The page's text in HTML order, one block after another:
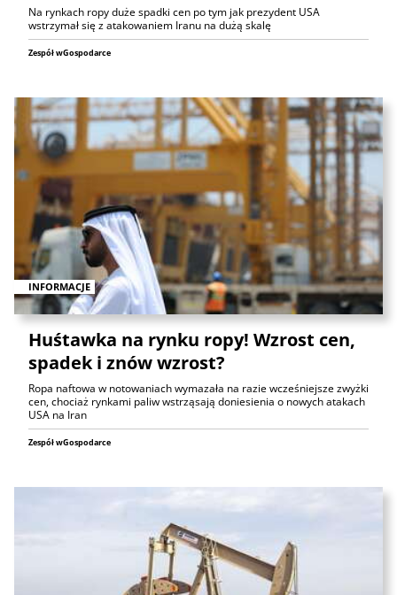
Na rynkach ropy duże spadki cen po tym jak prezydent USA
wstrzymał się z atakowaniem Iranu na dużą skalę
Zespół wGospodarce
INFORMACJE
Huśtawka na rynku ropy! Wzrost cen,
spadek i znów wzrost?
Ropa naftowa w notowaniach wymazała na razie wcześniejsze zwyżki
cen, chociaż rynkami paliw wstrząsają doniesienia o nowych atakach
USA na Iran
Zespół wGospodarce